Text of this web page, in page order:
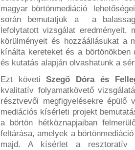
magyar börtönmediáció
során bemutatjuk a a
lefolytatott vizsgálat
körülményeit és hozzáállásukat a
kínálta kereteket és a
és kutatás alapján olvashatunk a
Ezt követiSzegő Dóra és
kvalitatív folyamatkövető
résztvevői megfigyelésekre épülő
mediációs kísérleti projekt
a börtön hétköznapjaiban
feltárása, amelyek a
majd. A kísérlet a resztoratív